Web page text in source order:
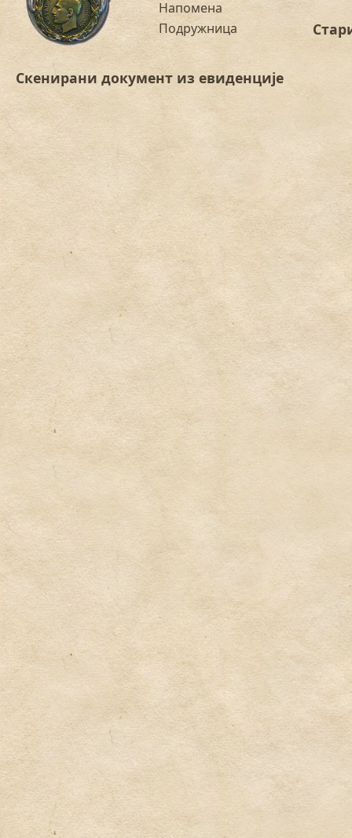
Напомена
Подружница
Скенирани документ из евиденције